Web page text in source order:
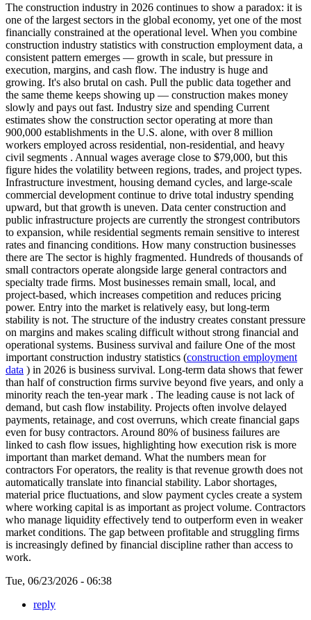
The construction industry in 2026 continues to show a paradox: it is
one of the largest sectors in the global economy, yet one of the most
financially constrained at the operational level. When you combine
construction industry statistics with construction employment data, a
consistent pattern emerges — growth in scale, but pressure in
execution, margins, and cash flow. The industry is huge and
growing. It's also brutal on cash. Pull the public data together and
the same theme keeps showing up — construction makes money
slowly and pays out fast. Industry size and spending Current
estimates show the construction sector operating at more than
900,000 establishments in the U.S. alone, with over 8 million
workers employed across residential, non-residential, and heavy
civil segments . Annual wages average close to $79,000, but this
figure hides the volatility between regions, trades, and project types.
Infrastructure investment, housing demand cycles, and large-scale
commercial development continue to drive total industry spending
upward, but that growth is uneven. Data center construction and
public infrastructure projects are currently the strongest contributors
to expansion, while residential segments remain sensitive to interest
rates and financing conditions. How many construction businesses
there are The sector is highly fragmented. Hundreds of thousands of
small contractors operate alongside large general contractors and
specialty trade firms. Most businesses remain small, local, and
project-based, which increases competition and reduces pricing
power. Entry into the market is relatively easy, but long-term
stability is not. The structure of the industry creates constant pressure
on margins and makes scaling difficult without strong financial and
operational systems. Business survival and failure One of the most
important construction industry statistics (construction employment
data ) in 2026 is business survival. Long-term data shows that fewer
than half of construction firms survive beyond five years, and only a
minority reach the ten-year mark . The leading cause is not lack of
demand, but cash flow instability. Projects often involve delayed
payments, retainage, and cost overruns, which create financial gaps
even for busy contractors. Around 80% of business failures are
linked to cash flow issues, highlighting how execution risk is more
important than market demand. What the numbers mean for
contractors For operators, the reality is that revenue growth does not
automatically translate into financial stability. Labor shortages,
material price fluctuations, and slow payment cycles create a system
where working capital is as important as project volume. Contractors
who manage liquidity effectively tend to outperform even in weaker
market conditions. The gap between profitable and struggling firms
is increasingly defined by financial discipline rather than access to
work.
Tue, 06/23/2026 - 06:38
reply